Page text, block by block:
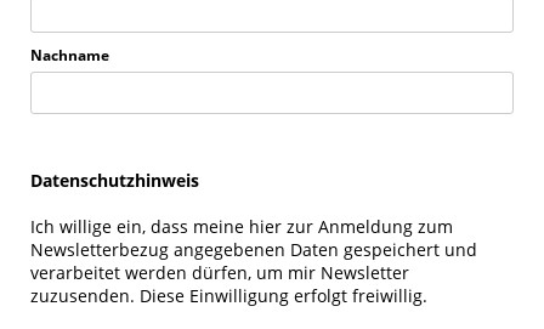
Nachname
Datenschutzhinweis
Ich willige ein, dass meine hier zur Anmeldung zum
Newsletterbezug angegebenen Daten gespeichert und
verarbeitet werden dürfen, um mir Newsletter
zuzusenden. Diese Einwilligung erfolgt freiwillig.